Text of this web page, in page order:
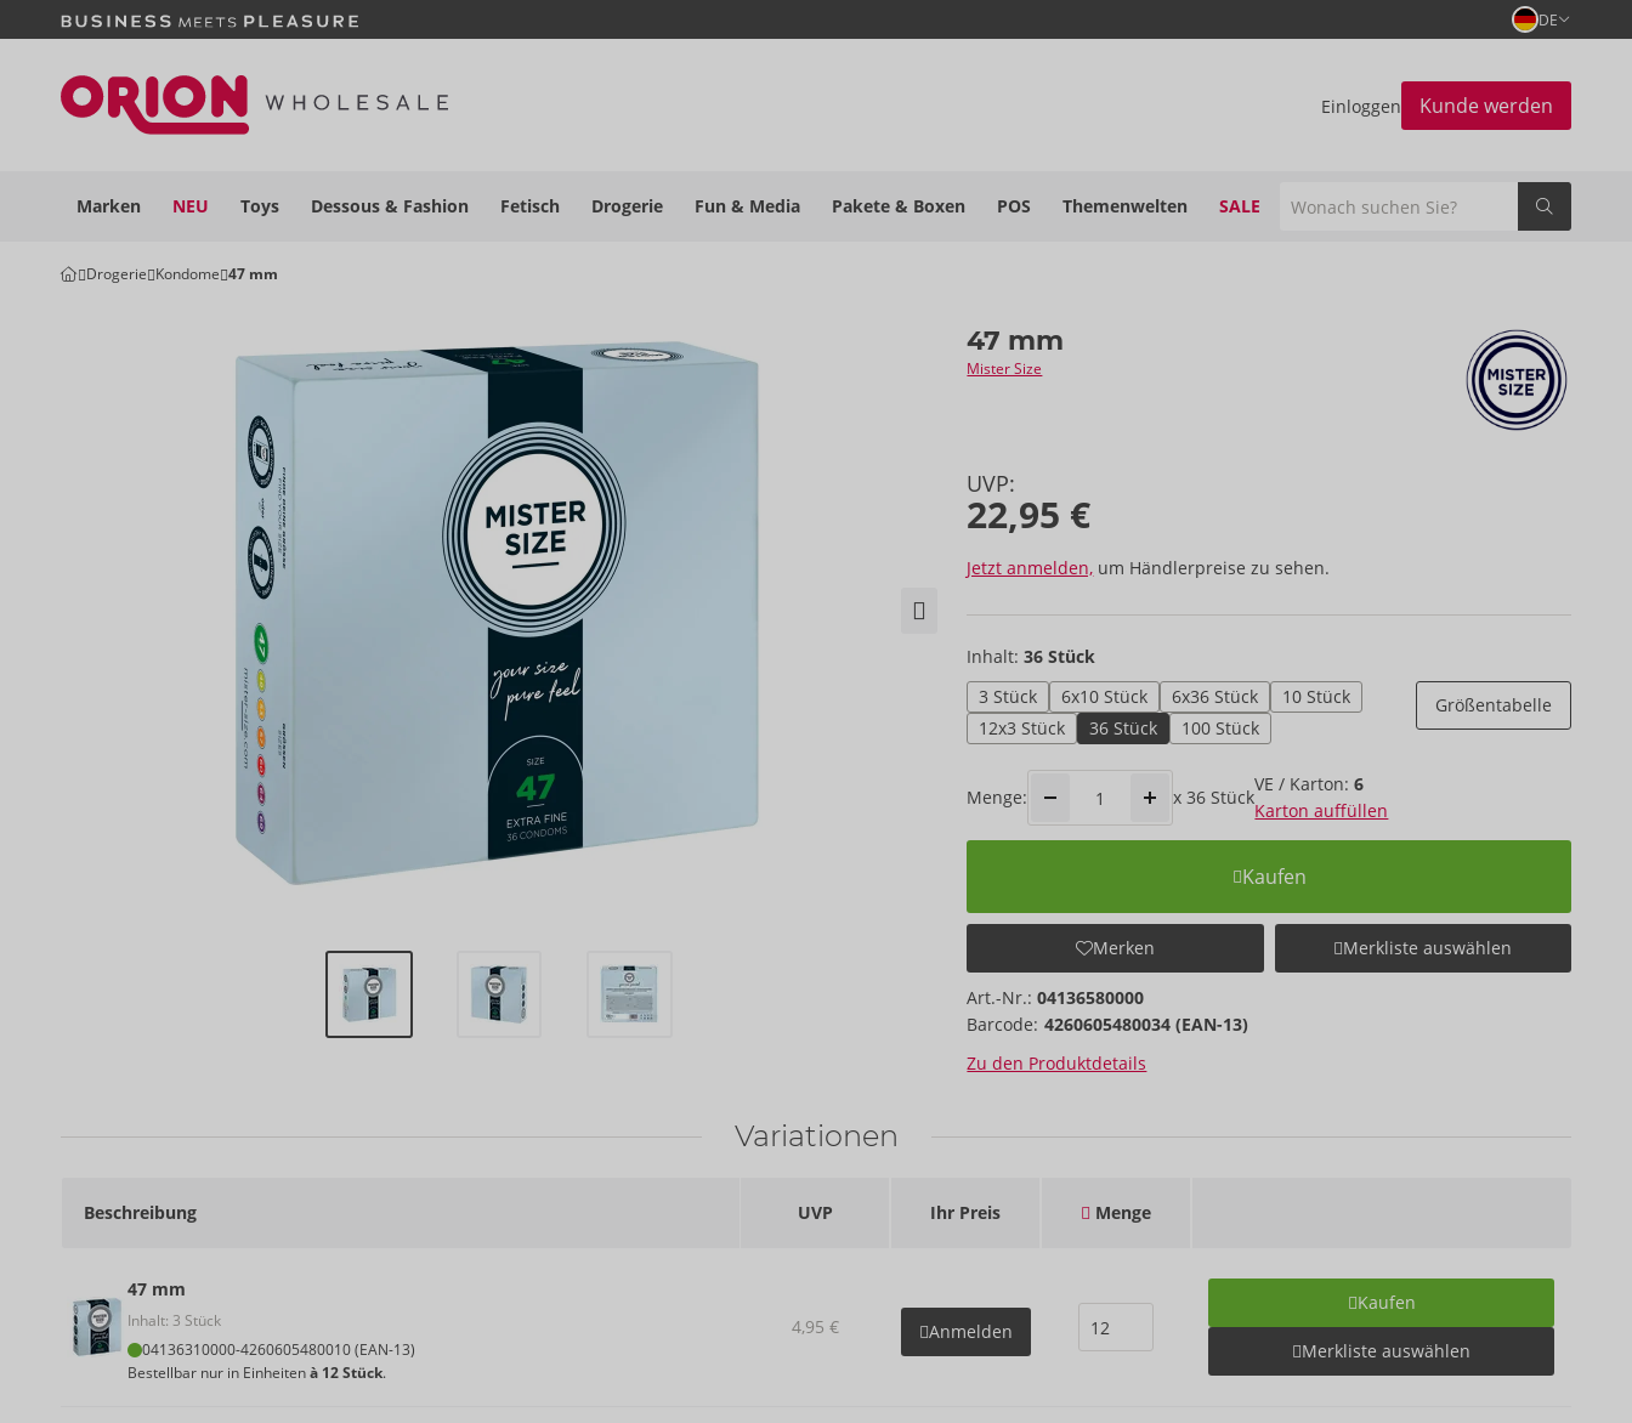
DE
Einloggen Kunde werden
Marken NEU Toys Dessous & Fashion Fetisch Drogerie Fun & Media Pakete & Boxen POS Themenwelten SALE
Drogerie Kondome 47 mm
47 mm
Mister Size
UVP:
22,95 €
Jetzt anmelden, um Händlerpreise zu sehen.
Inhalt:36 Stück
3 Stück
6x10 Stück 6x36 Stück
10 Stück
12x3 Stück
36 Stück 100 Stück
Größentabelle
Menge: x36Stück
VE / Karton:6
Karton auffüllen
Kaufen
Merken Merkliste auswählen
Art.-Nr.:04136580000
Barcode: 4260605480034 (EAN-13)
Zu den Produktdetails
Variationen
Beschreibung UVP Ihr Preis Menge
47 mm
Inhalt: 3 Stück
04136310000-4260605480010 (EAN-13)
Bestellbar nur in Einheitenà 12 Stück.
4,95 € Anmelden
Kaufen
Merkliste auswählen